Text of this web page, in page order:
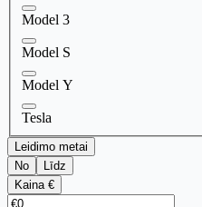
Model 3
Model S
Model Y
Tesla
Leidimo metai
No
Līdz
Kaina €